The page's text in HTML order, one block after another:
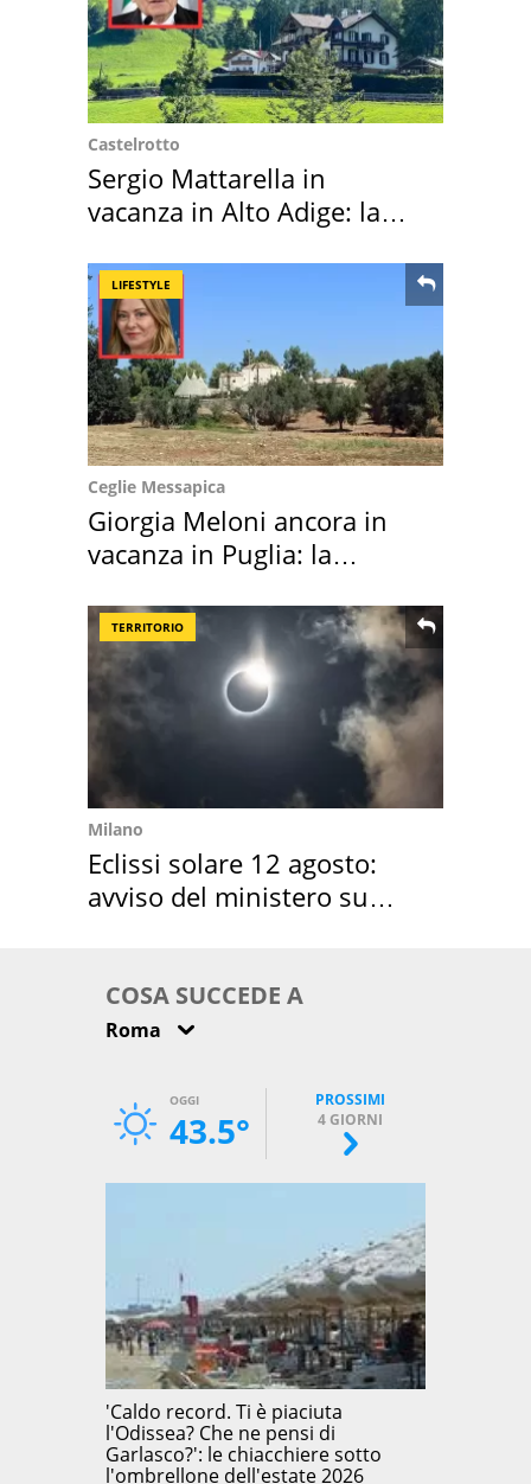
Castelrotto
Sergio Mattarella in
vacanza in Alto Adige: la
LIFESTYLE
Ceglie Messapica
Giorgia Meloni ancora in
vacanza in Puglia: la
TERRITORIO
Milano
Eclissi solare 12 agosto:
avviso del ministero su